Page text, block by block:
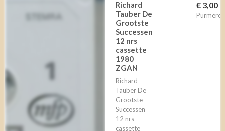
Richard
Tauber De
Grootste
Successen
12 nrs
cassette
1980
ZGAN
Richard
Tauber De
Grootste
Successen
12 nrs
cassette
€ 3,00